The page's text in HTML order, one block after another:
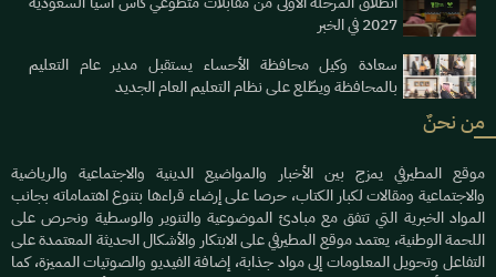
2027 في الخبر
سعادة وكيل محافظة الأحساء يستقبل مدير عام التعليم
بالمحافظة ويطّلع على نظام التعليم العام الجديد
من نحنٌ
موقع المطيرفي يمزج بين الأخبار والمواضيع الدينية والاجتماعية والرياضية
والاجتماعية ومقالات لكبار الكتاب، حرصا على إرضاء قراءها بتنوع اهتماماته بجانب
المواد الخبرية التي تتفق مع مبادئ الموضوعية والتنوير والوسطية ونحرص على
اللحمة الوطنية، يعتمد موقع المطيرفي على الابتكار والأشكال الحديثة المعتمدة على
التفاعل وتحويل المعلومات إلى مواد جذابة، إضافة الفيديو والصوتيات المميزة، كما